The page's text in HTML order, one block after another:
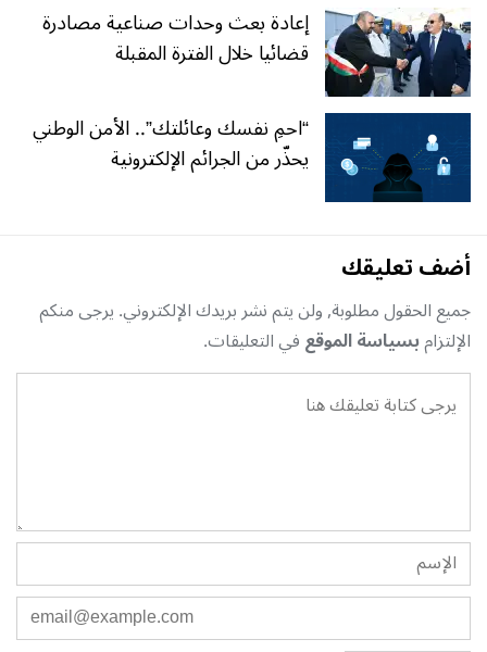
إعادة بعث وحدات صناعية مصادرة
قضائيا خلال الفترة المقبلة
“احمِ نفسك وعائلتك”.. الأمن الوطني
يحذّر من الجرائم الإلكترونية
أضف تعليقك
جميع الحقول مطلوبة, ولن يتم نشر بريدك الإلكتروني. يرجى منكم
الإلتزامبسياسة الموقعفي التعليقات.